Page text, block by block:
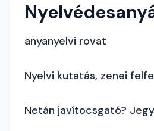
anyanyelvi rovat
Nyelvi kutatás, zenei
Netán javítocsgató?